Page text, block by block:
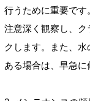
行うために重要で
注意深く観察し、
クします。また、
ある場合は、早急に